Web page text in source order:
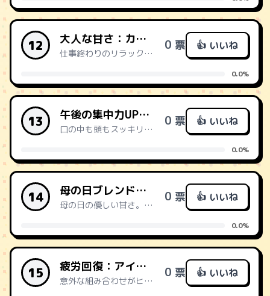
12 大人な甘さ：カフェラテ+ブランデー香るチョコ
仕事終わりのリラックスタイムに。深みのある甘さで疲れを癒す。
0 票 👍 いいね
0.0%
13 午後の集中力UP：ブレンドコーヒー+ミントタブレット
口の中も頭もスッキリ。眠気と集中力低下をダブルで対策。
0 票 👍 いいね
0.0%
14 母の日ブレンド：ブレンドコーヒー+いちごミルク
母の日の優しい甘さ。懐かしい味でホッと一息、癒しの時間。
0 票 👍 いいね
0.0%
15 疲労回復：アイスコーヒー+レモン汁(持参)
意外な組み合わせがヒット。酸味で気分も体もシャキッと。
0 票 👍 いいね